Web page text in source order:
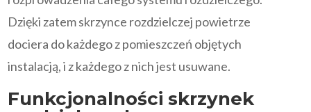
Dzięki zatem skrzynce rozdzielczej powietrze
dociera do każdego z pomieszczeń objętych
instalacją, i z każdego z nich jest usuwane.
Funkcjonalności skrzynek